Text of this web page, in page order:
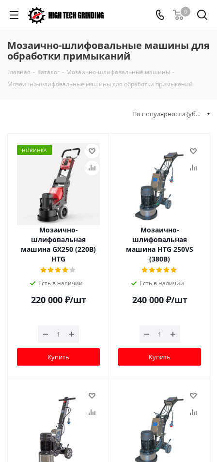
0
Мозаично-шлифовальные машины для
обработки примыканий
Главная - Каталог - Мозаично-шлифовальные машины -
Мозаично-шлифовальные машины для обработки примыканий
По популярности (убывание)
НОВИНКА
Мозаично-
шлифовальная
машина GX250 (220В)
HTG
Есть в наличии
220 000₽/шт
Купить
Мозаично-
шлифовальная
машина HTG 250VS
(380В)
Есть в наличии
240 000₽/шт
Купить